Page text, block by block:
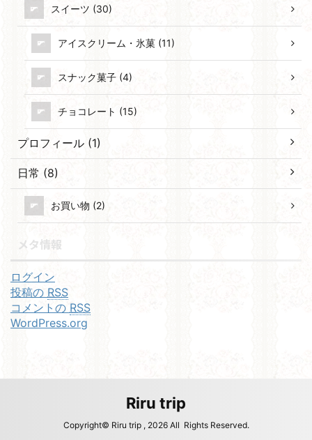
スイーツ (30)
アイスクリーム・氷菓 (11)
スナック菓子 (4)
チョコレート (15)
プロフィール (1)
日常 (8)
お買い物 (2)
メタ情報
ログイン
投稿の RSS
コメントの RSS
WordPress.org
Riru trip
Copyright© Riru trip , 2026 All Rights Reserved.